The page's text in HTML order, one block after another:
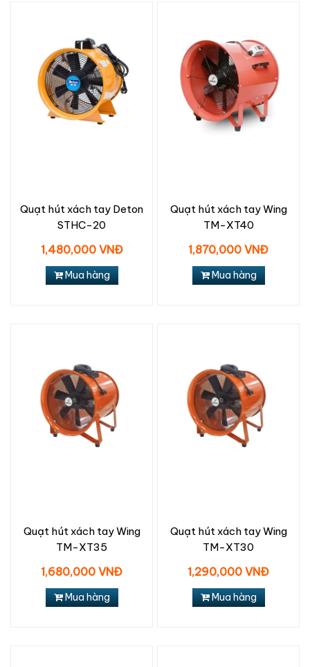
Quạt hút xách tay Deton
STHC-20
1,480,000 VNĐ
Mua hàng
Quạt hút xách tay Wing
TM-XT40
1,870,000 VNĐ
Mua hàng
Quạt hút xách tay Wing
TM-XT35
1,680,000 VNĐ
Mua hàng
Quạt hút xách tay Wing
TM-XT30
1,290,000 VNĐ
Mua hàng